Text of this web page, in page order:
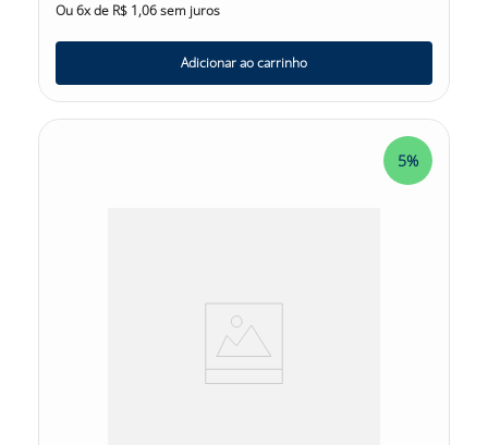
Ou6x de R$ 1,06sem juros
Adicionar ao carrinho
5%